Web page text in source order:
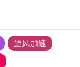
旋风加速